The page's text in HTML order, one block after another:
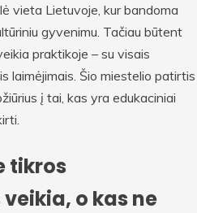
vieta Lietuvoje, kur bandoma
gyvenimu. Tačiau būtent
praktikoje – su visais
laimėjimais. Šio miestelio patirtis
į tai, kas yra edukaciniai
tikros
o kas ne